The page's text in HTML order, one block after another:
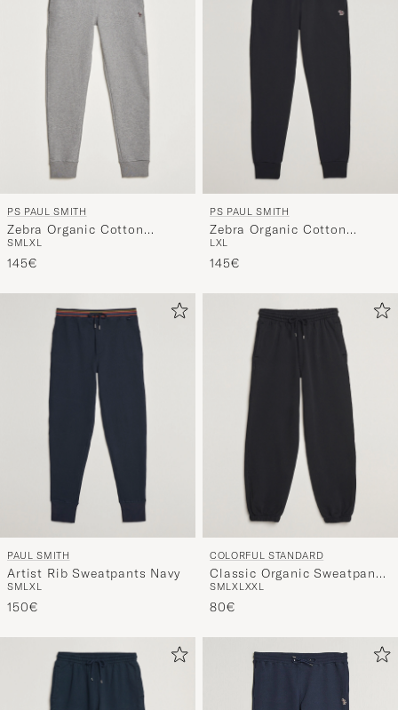
PS PAUL SMITH
Zebra Organic Cotton
Sweatpants Grey Melange
SMLXL
145€
PS PAUL SMITH
Zebra Organic Cotton
Sweatpants Black
LXL
145€
PAUL SMITH
Artist Rib Sweatpants Navy
SMLXL
150€
COLORFUL STANDARD
Classic Organic Sweatpants
Deep Black
SMLXLXXL
80€